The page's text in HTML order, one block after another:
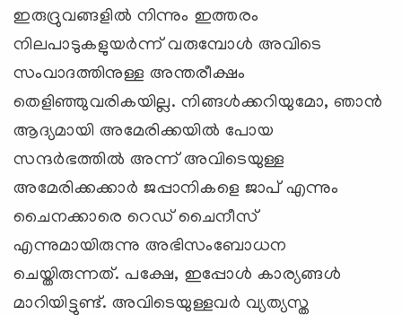
ഇരുദ്രുവങ്ങളില്‍ നിന്നും ഇത്തരം
നിലപാടുകളുയര്‍ന്ന് വരുമ്പോള്‍ അവിടെ
സംവാദത്തിനുള്ള അന്തരീക്ഷം
തെളിഞ്ഞുവരികയില്ല. നിങ്ങള്‍ക്കറിയുമോ, ഞാന്‍
ആദ്യമായി അമേരിക്കയില്‍ പോയ
സന്ദര്‍ഭത്തില്‍ അന്ന് അവിടെയുള്ള
അമേരിക്കക്കാര്‍ ജപ്പാനികളെ ജാപ് എന്നും
ചൈനക്കാരെ റെഡ് ചൈനീസ്
എന്നുമായിരുന്നു അഭിസംബോധന
ചെയ്തിരുന്നത്. പക്ഷേ, ഇപ്പോള്‍ കാര്യങ്ങള്‍
മാറിയിട്ടുണ്ട്. അവിടെയുള്ളവര്‍ വ്യത്യസ്ത